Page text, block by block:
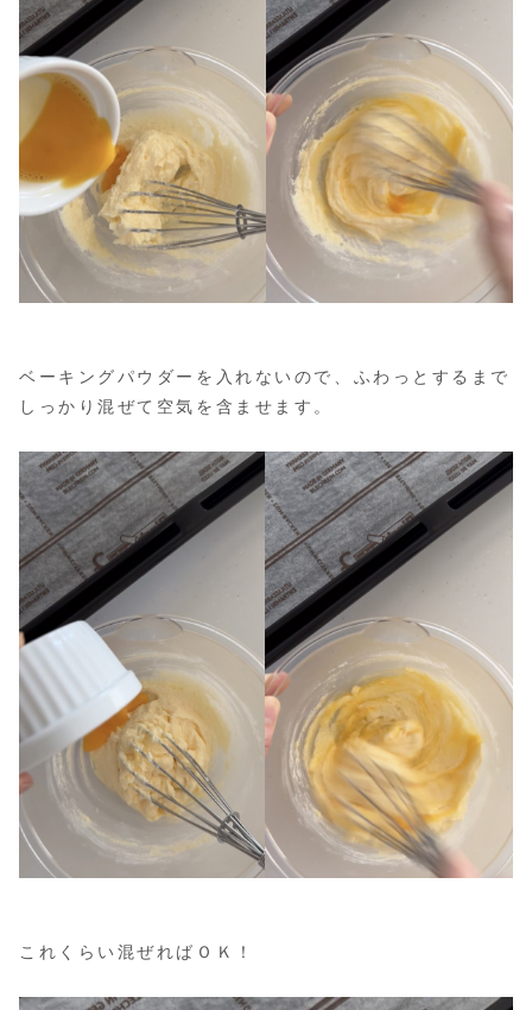
ベーキングパウダーを入れないので、ふわっとするまで
しっかり混ぜて空気を含ませます。
これくらい混ぜればＯＫ！